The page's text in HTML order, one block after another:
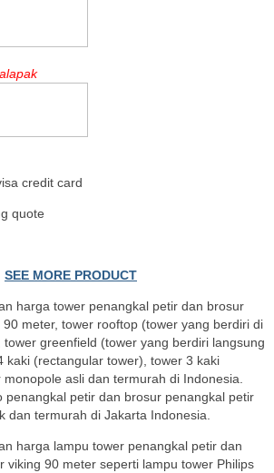
quote
SEE MORE PRODUCT
harga tower penangkal petir dan brosur
meter, tower rooftop (tower yang berdiri di
greenfield (tower yang berdiri langsung
kaki (rectangular tower), tower 3 kaki
asli dan termurah di Indonesia.
penangkal petir dan brosur penangkal petir
dan termurah di Jakarta Indonesia.
harga lampu tower penangkal petir dan
viking 90 meter seperti lampu tower Philips